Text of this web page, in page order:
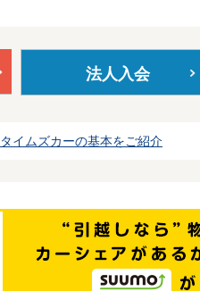
法人入会
イムズカーの基本をご紹介